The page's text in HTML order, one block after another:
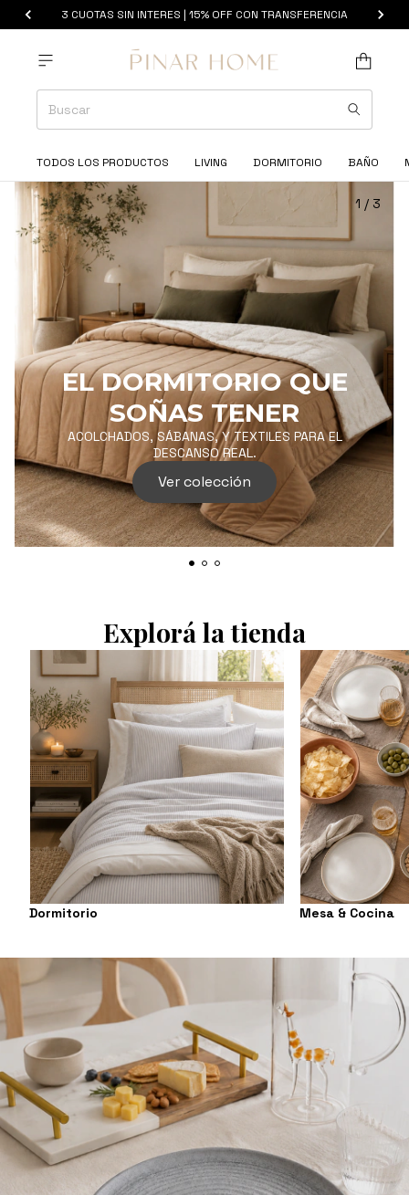
ENVIOS GRATIS EN CABA EN COMPRAS + $100.000
TODOS LOS PRODUCTOS LIVING DORMITORIO BAÑO
EL DORMITORIO QUE
SOÑAS TENER
ACOLCHADOS, SÁBANAS, Y TEXTILES PARA EL
DESCANSO REAL.
Ver colección
1 / 3
Explorá la tienda
Dormitorio Mesa & Cocina